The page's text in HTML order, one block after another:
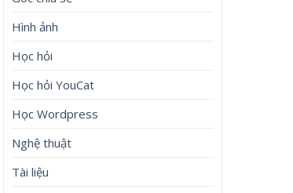
Hình ảnh
Học hỏi
Học hỏi YouCat
Học Wordpress
Nghệ thuật
Tài liệu